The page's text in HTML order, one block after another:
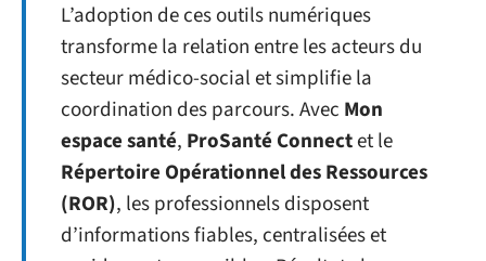
L’adoption de ces outils numériques
transforme la relation entre les acteurs du
secteur médico-social et simplifie la
coordination des parcours. Avec Mon
espace santé, ProSanté Connectet le
Répertoire Opérationnel des Ressources
(ROR), les professionnels disposent
d’informations fiables, centralisées et